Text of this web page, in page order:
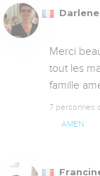
Merci
tout les
famille
7 personnes
AMEN